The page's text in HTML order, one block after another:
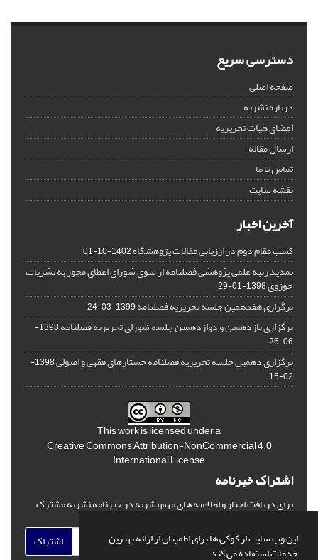
این وب سایت از کوکی ها برای اطمینان از ارائه بهترین
خدمات استفاده می کند.
دسترسی سریع
صفحه اصلی
درباره نشریه
اعضای هیات تحریریه
ارسال مقاله
تماس با ما
نقشه سایت
آخرین اخبار
کسب مقام دوم در ارزیابی مقالات پژوهشگاه1402-10-01
تمدید رتبه علمی پژوهشی فصلنامه از سوی شورای اعطای مجوز به نشریات
حوزوی1398-01-29
برگزاری هفدهمین جلسه تحریریه فصلنامه1399-03-24
برگزاری یازدهمین و دوازدهمین جلسه شورای تحریریه فصلنامه
1398-
06-26
برگزاری دهمین جلسه تحریریه فصلنامه جستارهای فقهی و اصولی
1398-
02-15
This work is licensed under a
Creative Commons Attribution-NonCommercial 4.0
International License
اشتراک خبرنامه
برای دریافت اخبار و اطلاعیه های مهم نشریه در خبرنامه نشریه مشترک
اشتراک